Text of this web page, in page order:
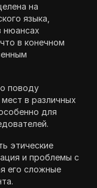
на
языка,
нюансах
в конечном
поводу
в различных
для
этические
и проблемы с
его сложные